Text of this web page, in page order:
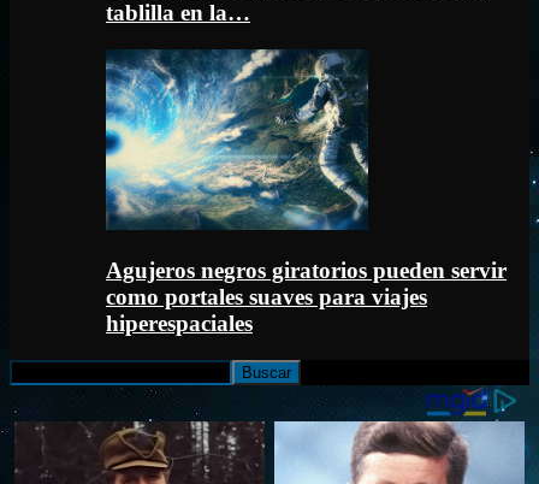
tablilla en la…
Agujeros negros giratorios pueden servir
como portales suaves para viajes
hiperespaciales